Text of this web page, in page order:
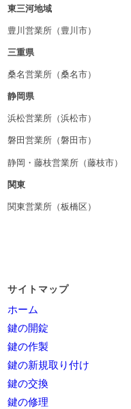
東三河地域
豊川営業所（豊川市）
三重県
桑名営業所（桑名市）
静岡県
浜松営業所（浜松市）
磐田営業所（磐田市）
静岡・藤枝営業所（藤枝市）
関東
関東営業所（板橋区）
サイトマップ
ホーム
鍵の開錠
鍵の作製
鍵の新規取り付け
鍵の交換
鍵の修理